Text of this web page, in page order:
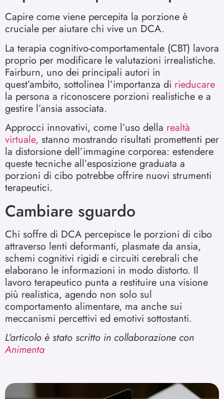
Capire come viene percepita la porzione è
cruciale per aiutare chi vive un DCA.
La terapia cognitivo-comportamentale (CBT) lavora
proprio per modificare le valutazioni irrealistiche.
Fairburn, uno dei principali autori in
quest’ambito, sottolinea l’importanza di rieducare
la persona a riconoscere porzioni realistiche e a
gestire l’ansia associata.
Approcci innovativi, come l’uso della realtà
virtuale, stanno mostrando risultati promettenti per
la distorsione dell’immagine corporea: estendere
queste tecniche all’esposizione graduata a
porzioni di cibo potrebbe offrire nuovi strumenti
terapeutici.
Cambiare sguardo
Chi soffre di DCA percepisce le porzioni di cibo
attraverso lenti deformanti, plasmate da ansia,
schemi cognitivi rigidi e circuiti cerebrali che
elaborano le informazioni in modo distorto. Il
lavoro terapeutico punta a restituire una visione
più realistica, agendo non solo sul
comportamento alimentare, ma anche sui
meccanismi percettivi ed emotivi sottostanti.
L’articolo è stato scritto in collaborazione con
Animenta